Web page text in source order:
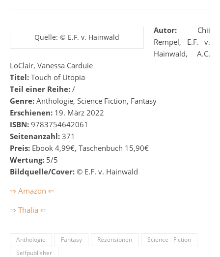
Quelle: © E.F. v. Hainwald
Autor: Chii
Rempel, E.F. v.
Hainwald, A.C.
LoClair, Vanessa Carduie
Titel: Touch of Utopia
Teil einer Reihe: /
Genre: Anthologie, Science Fiction, Fantasy
Erschienen: 19. März 2022
ISBN: 9783754642061
Seitenanzahl: 371
Preis: Ebook 4,99€, Taschenbuch 15,90€
Wertung: 5/5
Bildquelle/Cover: © E.F. v. Hainwald
⇒ Amazon ⇐
⇒ Thalia ⇐
Anthologie Fantasy Rezensionen
Science - Fiction
Selfpublisher